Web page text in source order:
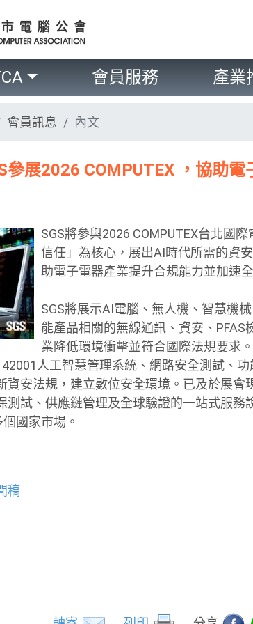
會員服務 產業
會員訊息 內文
參展2026 COMPUTEX ，協助
SGS將參與2026 COMPUTEX台北國
信任」為核心，展出AI時代所需的資
助電子電器產業提升合規能力並加速
SGS將展示AI電腦、無人機、智慧機
能產品相關的無線通訊、資安、
業降低環境衝擊並符合國際法規要求
42001人工智慧管理系統、網路安全測試、
資安法規，建立數位安全環境。已及於展會
測試、供應鏈管理及全球驗證的一站式服務
國家市場。
稿